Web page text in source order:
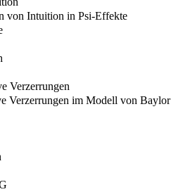
von Intuition in Psi-Effekte
Verzerrungen
Verzerrungen im Modell von Baylor